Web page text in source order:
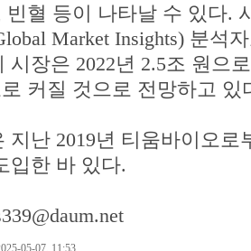
빈혈 등이 나타날 수 있다.
Market Insights) 분석
시장은 2022년 2.5조 원으
커질 것으로 전망하고 있
지난 2019년 티움바이오로
입한 바 있다.
05-07, 11:53